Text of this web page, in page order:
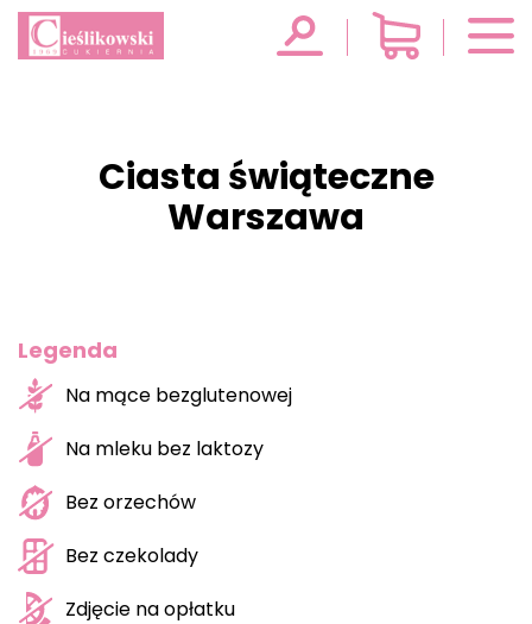
Ciasta świąteczne
Warszawa
Legenda
Na mące bezglutenowej
Na mleku bez laktozy
Bez orzechów
Bez czekolady
Zdjęcie na opłatku